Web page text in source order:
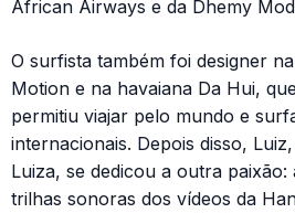
African Airways e da Dhemy
O surfista também foi designer
Motion e na havaiana Da Hui,
permitiu viajar pelo mundo e
internacionais. Depois disso,
Luiza, se dedicou a outra paixão:
trilhas sonoras dos vídeos da